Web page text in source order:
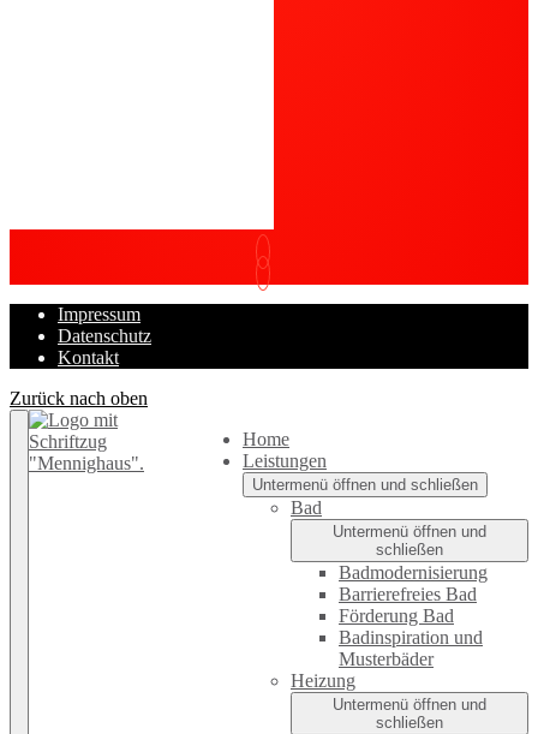
Impressum
Datenschutz
Kontakt
Zurück nach oben
Home
Leistungen
Untermenü öffnen und schließen
Bad
Untermenü öffnen und
schließen
Badmodernisierung
Barrierefreies Bad
Förderung Bad
Badinspiration und
Musterbäder
Heizung
Untermenü öffnen und
schließen